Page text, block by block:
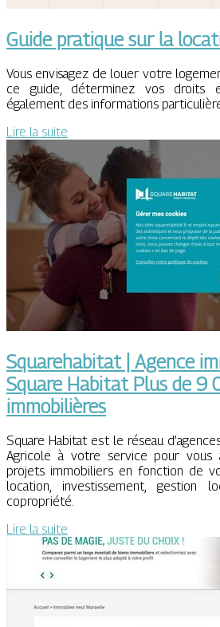
Guide pratique sur la
Vous envisagez de louer votre
ce guide, déterminez vos droits
également des informations
Lire la suite
Squarehabitat | Agence
Square Habitat Plus de 9
im­mobi­lières
Square Habitat est le réseau
Agricole à votre service pour vous
projets immobiliers en fonction de
location, investissement, gestion
copropriété.
Lire la suite